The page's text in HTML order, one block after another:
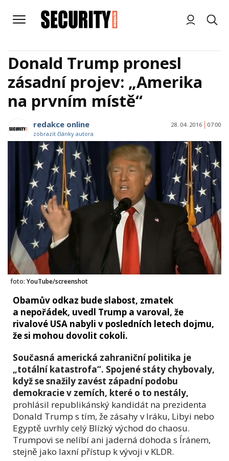
Donald Trump pronesl
zásadní projev: „Amerika
na prvním místě“
redakce online
zobrazit články autora
28. 04. 2016 07:00
foto: YouTube/screenshot
Obamův odkaz bude slabost, zmatek
a nepořádek, uvedl Trump a varoval, že
rivalové USA nabyli v posledních letech dojmu,
že si mohou dovolit cokoli.
Současná americká zahraniční politika je
„totální katastrofa“. Spojené státy chybovaly,
když se snažily zavést západní podobu
demokracie v zemích, které o to nestály,
prohlásil republikánský kandidát na prezidenta
Donald Trump s tím, že zásahy v Iráku, Libyi nebo
Egyptě uvrhly celý Blízký východ do chaosu.
Trumpovi se nelíbí ani jaderná dohoda s Íránem,
stejně jako laxní přístup k vývoji v KLDR.